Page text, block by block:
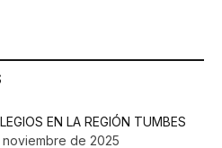
EN LA REGIÓN TUMBES
de 2025